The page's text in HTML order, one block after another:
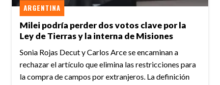
Milei podría perder dos votos clave por la
Ley de Tierras y la interna de Misiones
ARGENTINA
Sonia Rojas Decut y Carlos Arce se encaminan a
rechazar el artículo que elimina las restricciones para
la compra de campos por extranjeros. La definición